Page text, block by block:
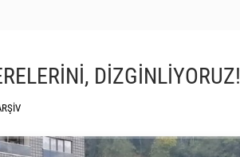
DİZGİNLİYORUZ!